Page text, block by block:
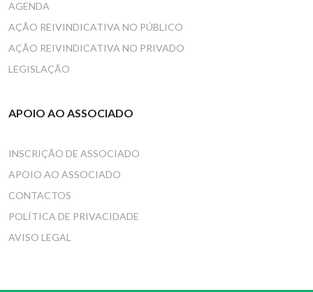
AGENDA
AÇÃO REIVINDICATIVA NO PÚBLICO
AÇÃO REIVINDICATIVA NO PRIVADO
LEGISLAÇÃO
APOIO AO ASSOCIADO
INSCRIÇÃO DE ASSOCIADO
APOIO AO ASSOCIADO
CONTACTOS
POLÍTICA DE PRIVACIDADE
AVISO LEGAL